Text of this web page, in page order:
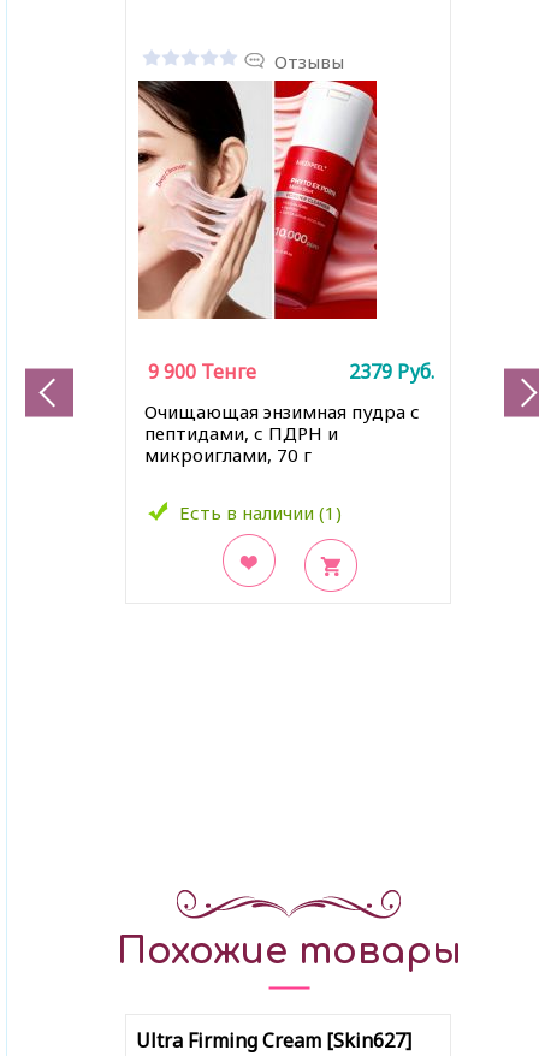
Отзывы
Очищающая энзимная пудра с
пептидами, с ПДРН и
микроиглами, 70 г
Есть в наличии (1)
9 900 Тенге 2379 Руб.
Похожие товары
Ultra Firming Cream [Skin627]